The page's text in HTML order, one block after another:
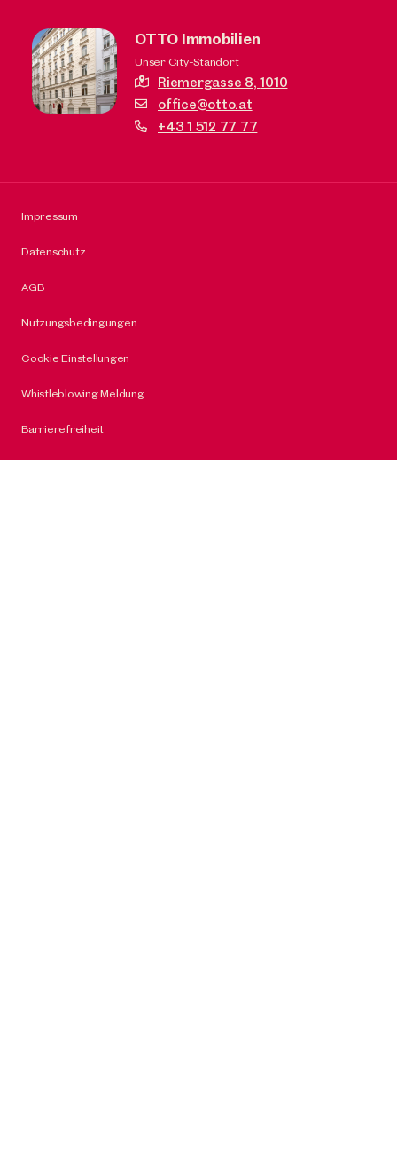
OTTO Immobilien
Unser City-Standort
Riemergasse 8,1010
office@otto.at
+43 1 512 77 77
Impressum
Datenschutz
AGB
Nutzungsbedingungen
Cookie Einstellungen
Whistleblowing Meldung
Barrierefreiheit